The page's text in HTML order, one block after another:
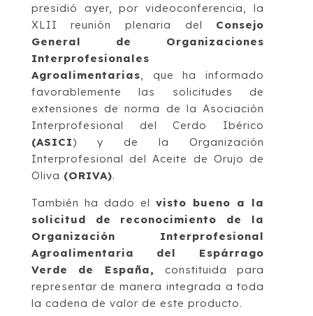
presidió ayer, por videoconferencia, la
XLII reunión plenaria del Consejo
General de Organizaciones
Interprofesionales
Agroalimentarias , que ha informado
favorablemente las solicitudes de
extensiones de norma de la Asociación
Interprofesional del Cerdo Ibérico
(ASICI) y de la Organización
Interprofesional del Aceite de Orujo de
Oliva (ORIVA).
También ha dado elvisto bueno a la
solicitud de reconocimiento de la
Organización Interprofesional
Agroalimentaria del Espárrago
Verde de España,
constituida para
representar de manera integrada a toda
la cadena de valor de este producto.